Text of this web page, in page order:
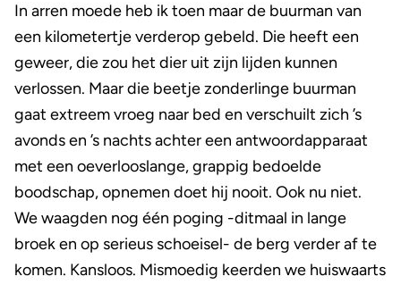
In arren moede heb ik toen maar de buurman van
een kilometertje verderop gebeld. Die heeft een
geweer, die zou het dier uit zijn lijden kunnen
verlossen. Maar die beetje zonderlinge buurman
gaat extreem vroeg naar bed en verschuilt zich ’s
avonds en ’s nachts achter een antwoordapparaat
met een oeverlooslange, grappig bedoelde
boodschap, opnemen doet hij nooit. Ook nu niet.
We waagden nog één poging -ditmaal in lange
broek en op serieus schoeisel- de berg verder af te
komen. Kansloos. Mismoedig keerden we huiswaarts